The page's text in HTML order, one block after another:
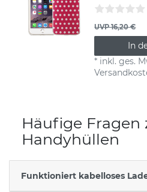
UVP 16,20 €
In
* inkl. ges.
Häufige Fragen
Handyhüllen
Funktioniert kabelloses